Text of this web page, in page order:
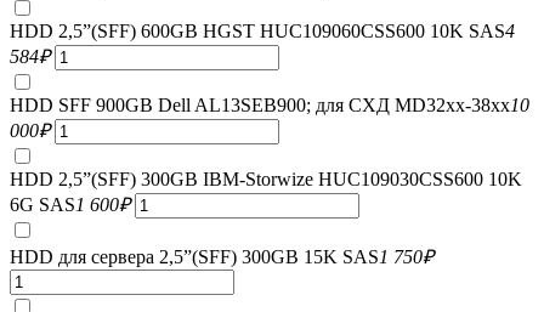
HDD 2,5”(SFF) 600GB HGST HUC109060CSS600 10K SAS4
584₽
HDD SFF 900GB Dell AL13SEB900; для СХД MD32xx-38xx10
000₽
HDD 2,5”(SFF) 300GB IBM-Storwize HUC109030CSS600 10K
6G SAS1 600₽
HDD для сервера 2,5”(SFF) 300GB 15K SAS1 750₽